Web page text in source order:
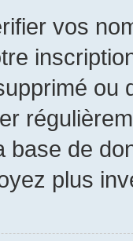
vos
base de
plus